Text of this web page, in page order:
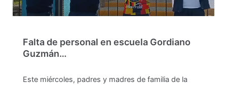
Falta de personal en escuela Gordiano
Guzmán…
Este miércoles, padres y madres de familia de la